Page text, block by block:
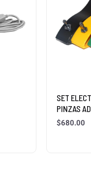
SET
PINZAS
$680.00